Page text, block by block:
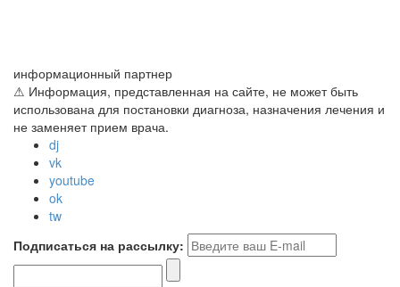
информационный партнер
⚠ Информация, представленная на сайте, не может быть
использована для постановки диагноза, назначения лечения и
не заменяет прием врача.
dj
vk
youtube
ok
tw
Подписаться на рассылку: